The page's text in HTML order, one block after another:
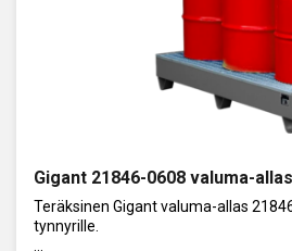
Gigant 21846-0608 valuma-
Teräksinen Gigant valuma-allas
tynnyrille.